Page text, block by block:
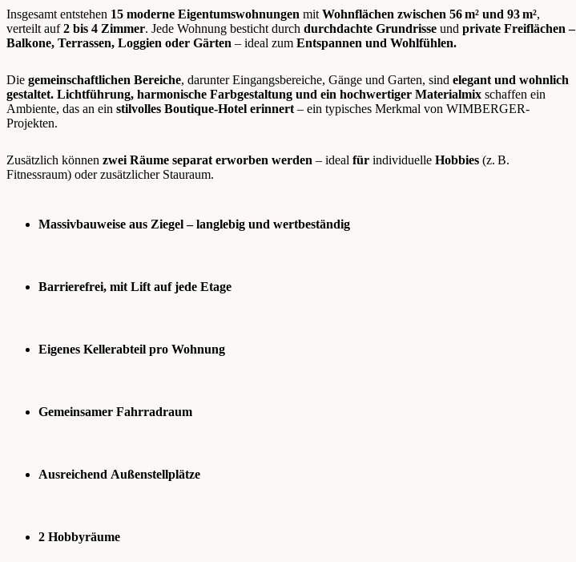
Insgesamt entstehen 15 moderne Eigentumswohnungen mit Wohnflächen zwischen 56 m² und 93 m²,
verteilt auf2 bis 4 Zimmer. Jede Wohnung besticht durch durchdachte Grundrisse und private Freiflächen –
Balkone, Terrassen, Loggien oder Gärten – ideal zum Entspannen und Wohlfühlen.
Die gemeinschaftlichen Bereiche, darunter Eingangsbereiche, Gänge und Garten, sind elegant und wohnlich
gestaltet. Lichtführung, harmonische Farbgestaltung und ein hochwertiger Materialmix schaffen ein
Ambiente, das an ein stilvolles Boutique-Hotel erinnert – ein typisches Merkmal von WIMBERGER-
Projekten.
Zusätzlich können zwei Räume separat erworben werden – ideal für individuelle Hobbies (z. B.
Fitnessraum) oder zusätzlicher Stauraum.
Massivbauweise aus Ziegel – langlebig und wertbeständig
Barrierefrei, mit Lift auf jede Etage
Eigenes Kellerabteil pro Wohnung
Gemeinsamer Fahrradraum
Ausreichend Außenstellplätze
2 Hobbyräume